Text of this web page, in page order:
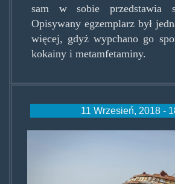
sam w sobie przedstawia
Opisywany egzemplarz był
więcej, gdyż wypchano go
kokainy i metamfetaminy.
11 Wrzesień, 2018 -